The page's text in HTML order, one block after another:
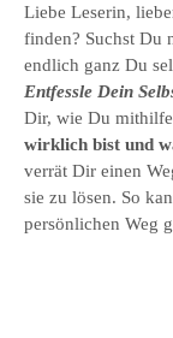
Liebe Leserin,
finden? Suchst Du
endlich ganz Du
Entfessle Dein
Dir, wie Du mithilfe
wirklich bist und
verrät Dir einen
sie zu lösen. So
persönlichen Weg